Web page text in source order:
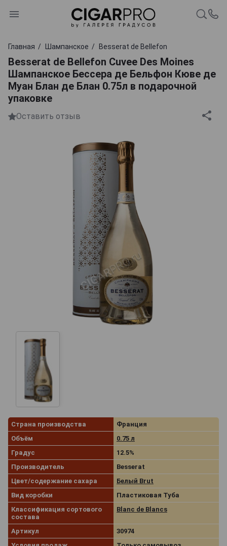
Главная Шампанское Besserat de Bellefon
Besserat de Bellefon Cuvee Des Moines
Шампанское Бессера де Бельфон Кюве де
Муан Блан де Блан 0.75л в подарочной
упаковке
Оставить отзыв
Страна производства
Франция
Объём
0.75 л
Градус
12.5%
Производитель
Besserat
Цвет/содержание сахара
Белый Brut
Вид коробки
Пластиковая Туба
Классификация сортового
состава
Blanc de Blancs
Артикул
30974